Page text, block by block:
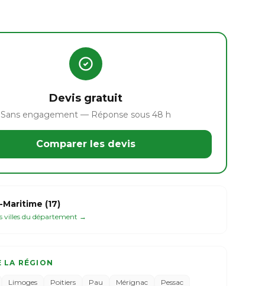
Devis gratuit
Sans engagement — Réponse sous 48 h
Comparer les devis
(17)
villes du département →
LA RÉGION
Limoges Poitiers Pau Mérignac
Pessac